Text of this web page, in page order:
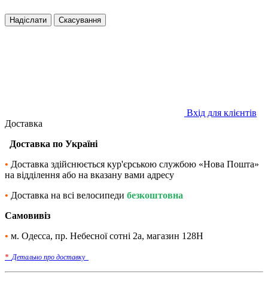
Надіслати Скасування
Вхід для клієнтів
Доставка
Доставка по Україні
• Доставка здійснюється кур'єрською службою «Нова Пошта»
на відділення або на вказану вами адресу
• Доставка на всі велосипеди безкоштовна
Самовивіз
• м. Одесса, пр. Небесної сотні 2а, магазин 128Н
* Детально про доставку_